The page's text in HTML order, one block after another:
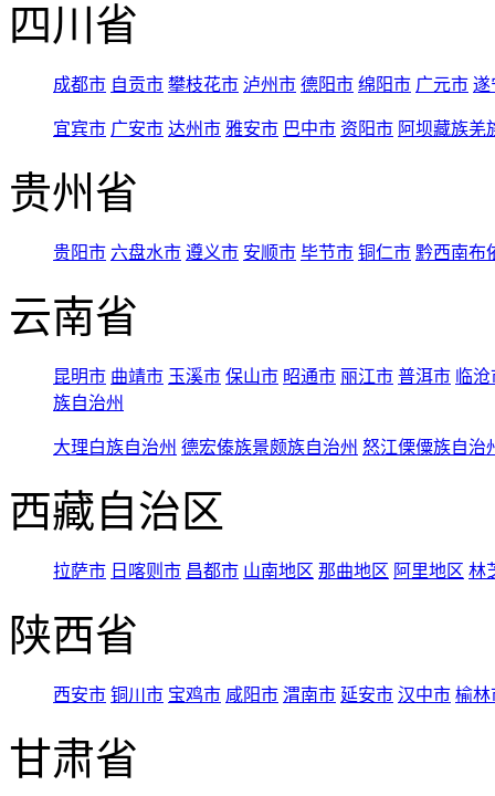
四川省
成都市 自贡市 攀枝花市 泸州市 德阳市 绵阳市 广元市 遂
宜宾市 广安市 达州市 雅安市 巴中市 资阳市 阿坝藏族羌
贵州省
贵阳市 六盘水市 遵义市 安顺市 毕节市 铜仁市 黔西南布
云南省
昆明市 曲靖市 玉溪市 保山市 昭通市 丽江市 普洱市 临
族自治州
大理白族自治州 德宏傣族景颇族自治州 怒江傈僳族自治
西藏自治区
拉萨市 日喀则市 昌都市 山南地区 那曲地区 阿里地区 林
陕西省
西安市 铜川市 宝鸡市 咸阳市 渭南市 延安市 汉中市 榆林
甘肃省